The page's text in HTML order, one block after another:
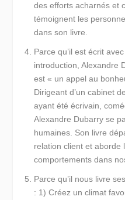
des efforts acharnés et
témoignent les
dans son livre.
Parce qu’il est écrit avec
introduction, Alexandre
est « un appel au
Dirigeant d’un cabinet
ayant été écrivain,
Alexandre Dubarry se
humaines. Son livre
relation client et aborde
comportements dans
Parce qu’il nous livre
: 1) Créez un climat